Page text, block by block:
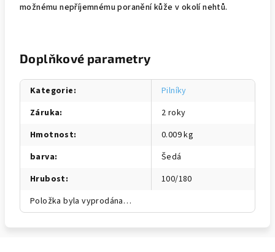
možnému nepříjemnému poranění kůže v okolí nehtů.
Doplňkové parametry
Kategorie:
Pilníky
Záruka:
2 roky
Hmotnost:
0.009 kg
barva:
Šedá
Hrubost:
100/180
Položka byla vyprodána…